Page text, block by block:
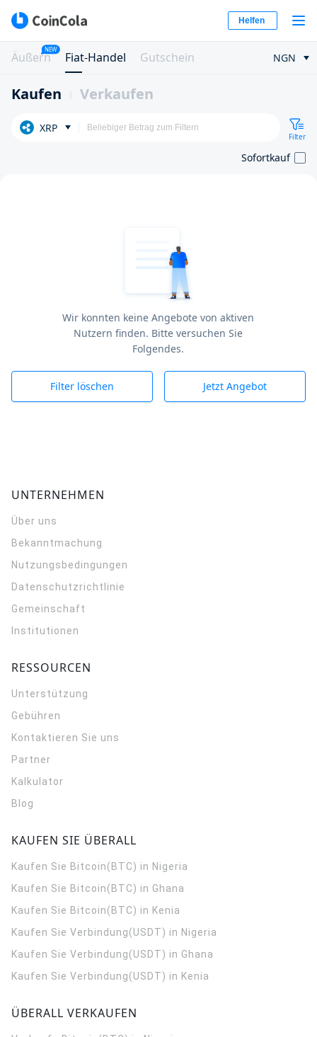
Helfen
Äußern
NEW
Fiat-Handel Gutschein NGN
Kaufen Verkaufen
XRP
Filter
Sofortkauf
Wir konnten keine Angebote von aktiven
Nutzern finden. Bitte versuchen Sie
Folgendes.
Filter löschen Jetzt Angebot
UNTERNEHMEN
Über uns
Bekanntmachung
Nutzungsbedingungen
Datenschutzrichtlinie
Gemeinschaft
Institutionen
RESSOURCEN
Unterstützung
Gebühren
Kontaktieren Sie uns
Partner
Kalkulator
Blog
KAUFEN SIE ÜBERALL
Kaufen Sie Bitcoin(BTC) in Nigeria
Kaufen Sie Bitcoin(BTC) in Ghana
Kaufen Sie Bitcoin(BTC) in Kenia
Kaufen Sie Verbindung(USDT) in Nigeria
Kaufen Sie Verbindung(USDT) in Ghana
Kaufen Sie Verbindung(USDT) in Kenia
ÜBERALL VERKAUFEN